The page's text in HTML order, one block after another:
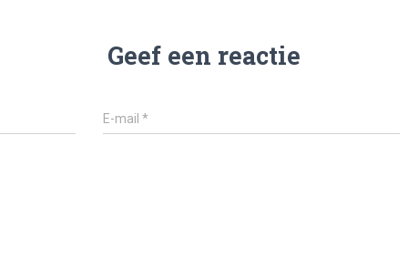
Geef een reactie
E-mail*